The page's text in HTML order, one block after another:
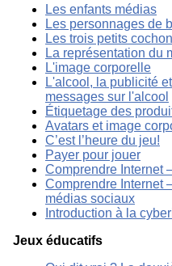
Les enfants médias
Les personnages de
Les trois petits
La représentation du
L'image corporelle
L'alcool, la publicité
messages sur l'alcool
Étiquetage des
Avatars et image
C’est l’heure du jeu!
Payer pour jouer
Comprendre Internet
Comprendre Internet
médias sociaux
Introduction à la
Jeux éducatifs